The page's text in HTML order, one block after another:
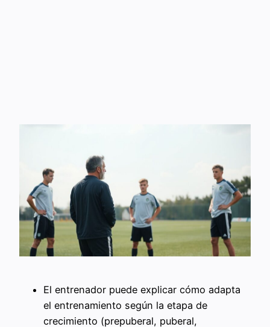
El entrenador puede explicar cómo adapta
el entrenamiento según la etapa de
crecimiento (prepuberal, puberal,